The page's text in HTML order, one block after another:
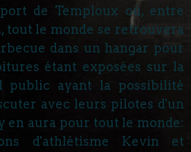
de Temploux où, entre
tout le monde se retrouvera
dans un hangar pour
étant exposées sur la
public ayant la possibilité
avec leurs pilotes d'un
en aura pour tout le monde:
d'athlétisme Kevin et